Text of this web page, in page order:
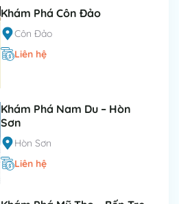
Khám Phá Côn Đảo
Côn Đảo
Liên hệ
Khám Phá Nam Du – Hòn
Sơn
Hòn Sơn
Liên hệ